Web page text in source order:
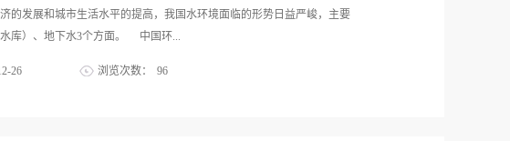
的治污新机制。 会议强调：“要始终坚持谁污染、谁治理，强化排污
”一方面要通过严格环保执法等加大排污单位合规治理的外部压力；另一
第三方专业治理的内生动力。政府部门要顺应市场规律，进一步修订完
的发展和城市生活水平的提高，我国水环境面临的形势日益严峻，主要
库）、地下水3个方面。 中国环...
-26 浏览次数： 96